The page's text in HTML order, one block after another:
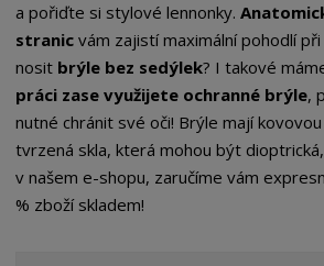
a pořiďte si stylové lennonky.
stranicvám zajistí maximální pohodlí
nosit brýle bez sedýlek? I takové
práci zase využijete ochranné brýle,
nutné chránit své oči! Brýle mají
tvrzená skla, která mohou být
v našem e-shopu, zaručíme vám
% zboží skladem!